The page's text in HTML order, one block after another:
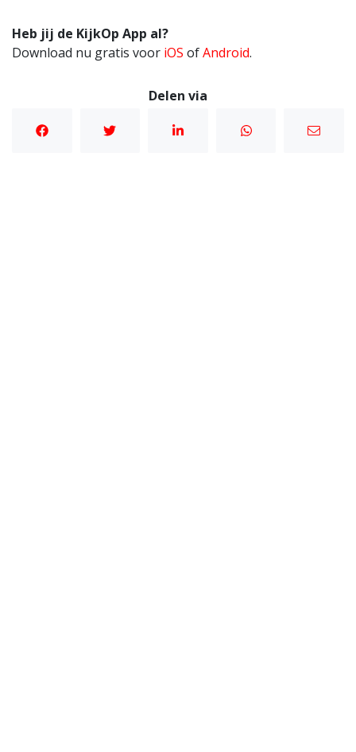
Heb jij de KijkOp App al?
Download nu gratis voor iOS ofAndroid.
Delen via